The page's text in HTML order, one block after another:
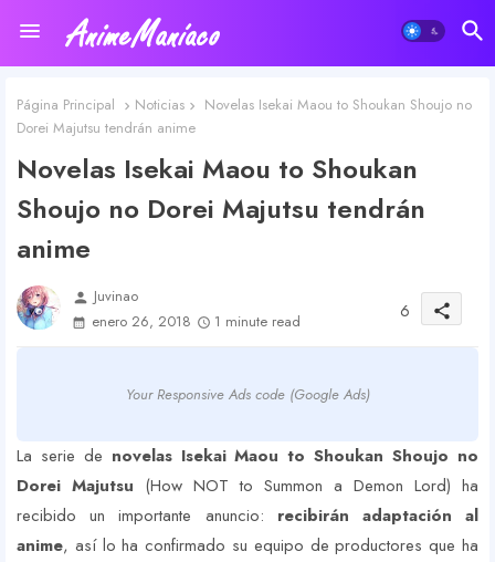
Página Principal Noticias
Novelas Isekai Maou to Shoukan Shoujo no
Dorei Majutsu tendrán anime
Novelas Isekai Maou to Shoukan
Shoujo no Dorei Majutsu tendrán
anime
person Juvinao
enero 26, 2018
1 minute read 6 share
Your Responsive Ads code (Google Ads)
La serie de novelas Isekai Maou to Shoukan Shoujo no
Dorei Majutsu (How NOT to Summon a Demon Lord) ha
recibido un importante anuncio: recibirán adaptación al
anime, así lo ha confirmado su equipo de productores que ha